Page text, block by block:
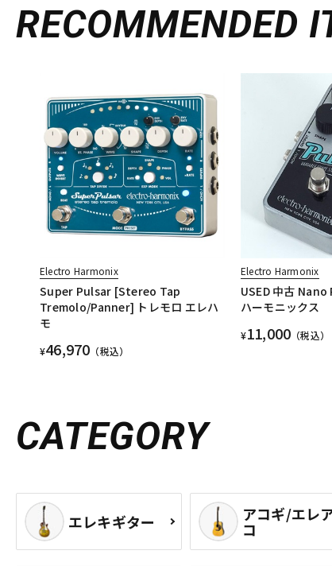
RECOMMENDED
Electro Harmonix
Super Pulsar [Stereo Tap
Tremolo/Panner] トレモロ エレハ
モ
¥46,970 （税込）
Electro Harmonix
USED 中古
ハーモニックス
¥11,000 （税込）
CATEGORY
エレキギター アコギ/エレ
コ